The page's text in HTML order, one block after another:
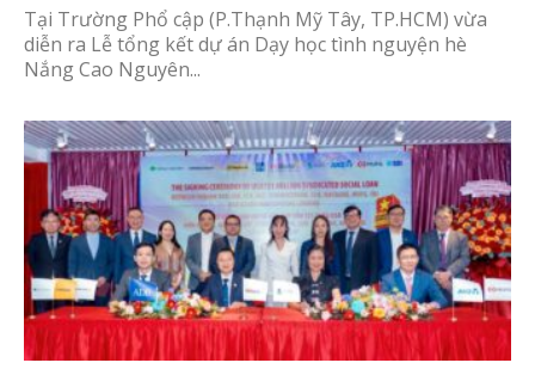
Tại Trường Phổ cập (P.Thạnh Mỹ Tây, TP.HCM) vừa
diễn ra Lễ tổng kết dự án Dạy học tình nguyện hè
Nắng Cao Nguyên...